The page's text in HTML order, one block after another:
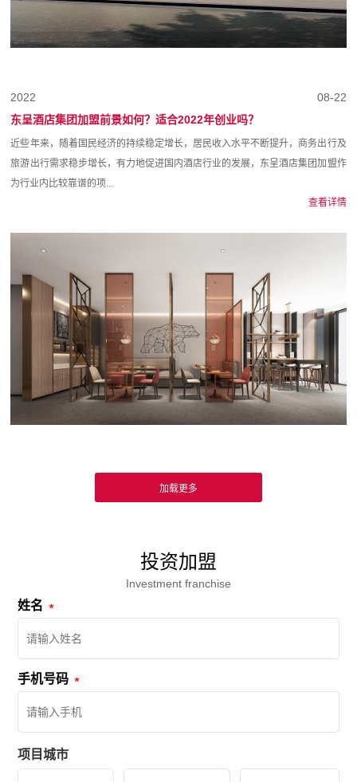
08-22
2022
东呈酒店集团加盟前景如何？适合2022年创业吗？
近些年来，随着国民经济的持续稳定增长，居民收入水平不断提升，商务出行及
旅游出行需求稳步增长，有力地促进国内酒店行业的发展，东呈酒店集团加盟作
为行业内比较靠谱的项...
查看详情
投资加盟
Investment franchise
姓名
手机号码
项目城市